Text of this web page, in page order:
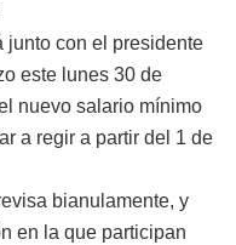
junto con el presidente
este lunes 30 de
nuevo salario mínimo
a regir a partir del 1 de
bianulamente, y
en la que participan